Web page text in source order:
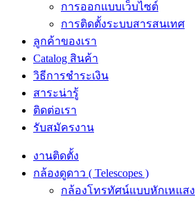
การออกแบบเว็บไซต์
การติดตั้งระบบสารสนเทศ
ลูกค้าของเรา
Catalog สินค้า
วิธีการชำระเงิน
สาระน่ารู้
ติดต่อเรา
รับสมัครงาน
งานติดตั้ง
กล้องดูดาว ( Telescopes )
กล้องโทรทัศน์แบบหักเหแสง